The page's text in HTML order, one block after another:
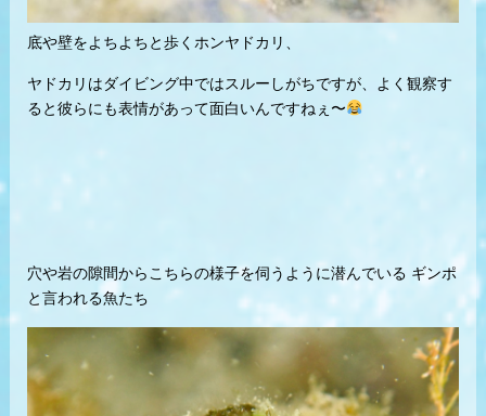
底や壁をよちよちと歩くホンヤドカリ、
ヤドカリはダイビング中ではスルーしがちですが、よく観察す
ると彼らにも表情があって面白いんですねぇ〜
穴や岩の隙間からこちらの様子を伺うように潜んでいる ギンポ
と言われる魚たち